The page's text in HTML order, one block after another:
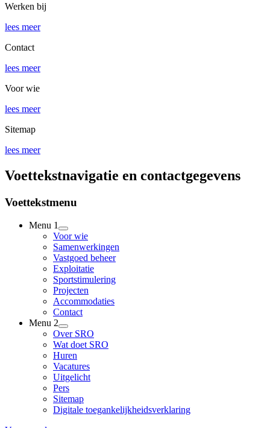
Werken bij
lees meer
Contact
lees meer
Voor wie
lees meer
Sitemap
lees meer
Voettekstnavigatie en contactgegevens
Voettekstmenu
Menu 1
Voor wie
Samenwerkingen
Vastgoed beheer
Exploitatie
Sportstimulering
Projecten
Accommodaties
Contact
Menu 2
Over SRO
Wat doet SRO
Huren
Vacatures
Uitgelicht
Pers
Sitemap
Digitale toegankelijkheidsverklaring